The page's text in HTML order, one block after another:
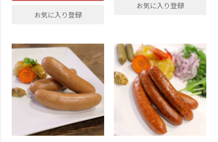
お気に入り登録
お気に入り登録